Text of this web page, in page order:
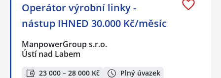
Operátor výrobní linky -
nástup IHNED 30.000 Kč/měsíc
ManpowerGroup s.r.o.
Ústí nad Labem
23 000 – 28 000 Kč Plný úvazek